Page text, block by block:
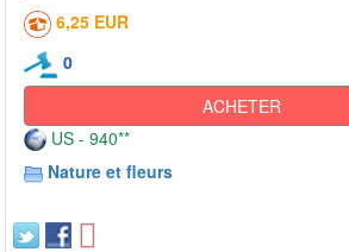
6,25 EUR
0
ACHETER
US - 940**
Nature et fleurs